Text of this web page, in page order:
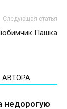
Следующая статья
Пашка
АВТОРА
недорогую